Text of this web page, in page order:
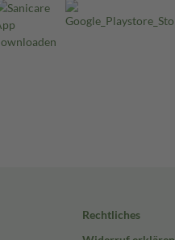
Rechtliches